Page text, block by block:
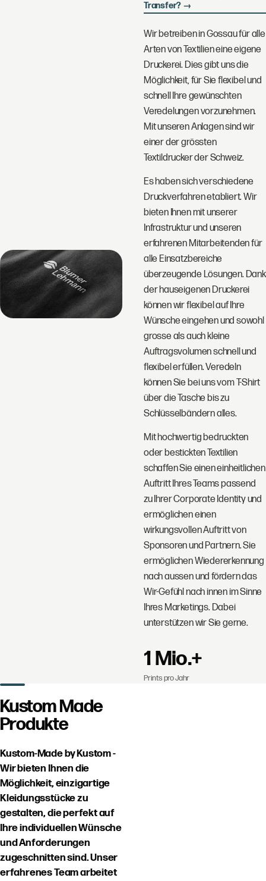
Transfer? →
Wir betreiben in Gossau für alle
Arten von Textilien eine eigene
Druckerei. Dies gibt uns die
Möglichkeit, für Sie flexibel und
schnell Ihre gewünschten
Veredelungen vorzunehmen.
Mit unseren Anlagen sind wir
einer der grössten
Textildrucker der Schweiz.
Es haben sich verschiedene
Druckverfahren etabliert. Wir
bieten Ihnen mit unserer
Infrastruktur und unseren
erfahrenen Mitarbeitenden für
alle Einsatzbereiche
überzeugende Lösungen. Dank
der hauseigenen Druckerei
können wir flexibel auf Ihre
Wünsche eingehen und sowohl
grosse als auch kleine
Auftragsvolumen schnell und
flexibel erfüllen. Veredeln
können Sie bei uns vom T-Shirt
über die Tasche bis zu
Schlüsselbändern alles.
Mit hochwertig bedruckten
oder bestickten Textilien
schaffen Sie einen einheitlichen
Auftritt Ihres Teams passend
zu Ihrer Corporate Identity und
ermöglichen einen
wirkungsvollen Auftritt von
Sponsoren und Partnern. Sie
ermöglichen Wiedererkennung
nach aussen und fördern das
Wir-Gefühl nach innen im Sinne
Ihres Marketings. Dabei
unterstützen wir Sie gerne.
1 Mio.+
Prints pro Jahr
Kustom Made
Produkte
Kustom-Made by Kustom -
Wir bieten Ihnen die
Möglichkeit, einzigartige
Kleidungsstücke zu
gestalten, die perfekt auf
Ihre individuellen Wünsche
und Anforderungen
zugeschnitten sind. Unser
erfahrenes Team arbeitet